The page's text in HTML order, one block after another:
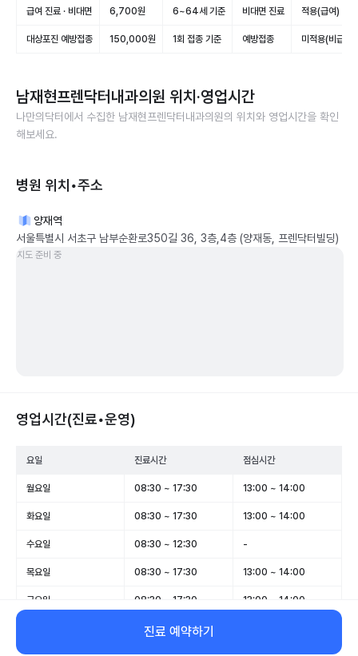
급여 진료 · 비대면 6,700원 6~64세 기준 비대면 진료 적용(급여)
대상포진 예방접종 150,000원 1회 접종 기준 예방접종 미적용(비급여)
남재현프렌닥터내과의원 위치·영업시간
나만의닥터에서 수집한 남재현프렌닥터내과의원의 위치와 영업시간을 확인
해보세요.
병원 위치•주소
양재역
서울특별시 서초구 남부순환로350길 36, 3층,4층 (양재동, 프렌닥터빌딩)
지도 준비 중
영업시간(진료•운영)
요일 진료시간 점심시간
월요일 08:30 ~ 17:30 13:00 ~ 14:00
화요일 08:30 ~ 17:30 13:00 ~ 14:00
수요일 08:30 ~ 12:30 -
목요일 08:30 ~ 17:30 13:00 ~ 14:00
금요일 08:30 ~ 17:30 13:00 ~ 14:00
08:30 ~ 12:30
진료 예약하기